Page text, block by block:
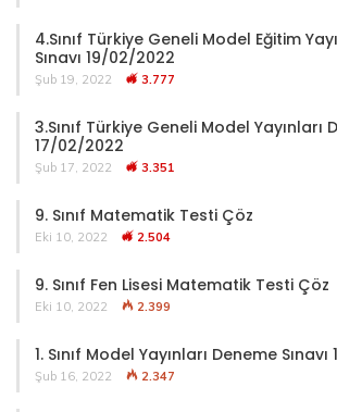
4.Sınıf Türkiye Geneli Model Eğitim
Sınavı 19/02/2022
Şub 19, 2022 3.777
3.Sınıf Türkiye Geneli Model Yayınları
17/02/2022
Şub 17, 2022 3.351
9. Sınıf Matematik Testi Çöz
Eki 10, 2022 2.504
9. Sınıf Fen Lisesi Matematik Testi Çöz
Eki 10, 2022 2.399
1. Sınıf Model Yayınları Deneme
Şub 16, 2022 2.347